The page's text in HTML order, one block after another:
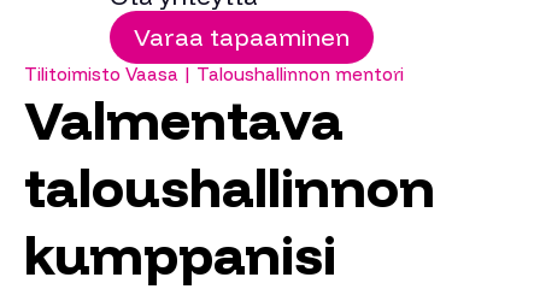
Varaa tapaaminen
Tilitoimisto Vaasa | Taloushallinnon mentori
Valmentava
taloushallinnon
kumppanisi